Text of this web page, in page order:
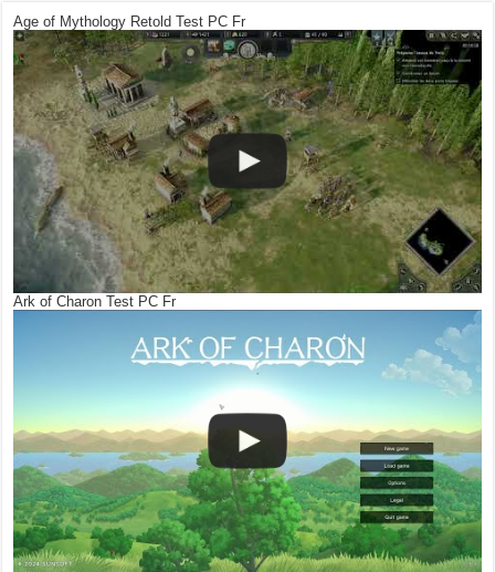
Age of Mythology Retold Test PC Fr
Ark of Charon Test PC Fr